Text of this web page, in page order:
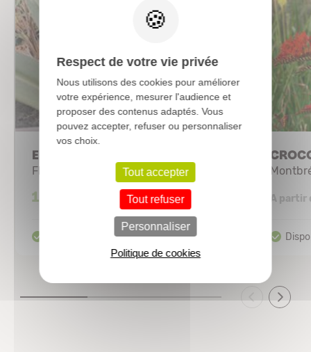
EUCOMIS x purple reign®
Fleur d'ananas
17,62 € A partir
Respect de votre vie privée
Nous utilisons des cookies pour améliorer
votre expérience, mesurer l'audience et
proposer des contenus adaptés. Vous
pouvez accepter, refuser ou personnaliser
vos choix.
Tout accepter
Tout refuser
Personnaliser
Politique de cookies